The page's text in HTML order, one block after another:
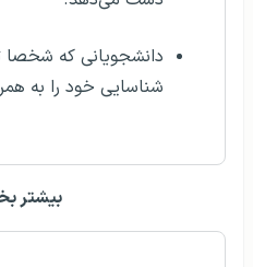
دانشجویانی که شخصا
شناسایی خود را به
بیشتر